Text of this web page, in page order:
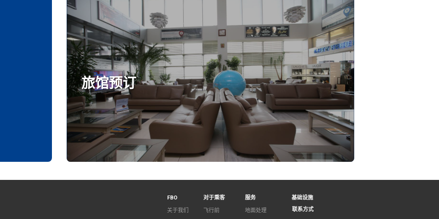
旅馆预订
FBO
关于我们
对于乘客
飞行前
服务
地面处理
基础设施
联系方式